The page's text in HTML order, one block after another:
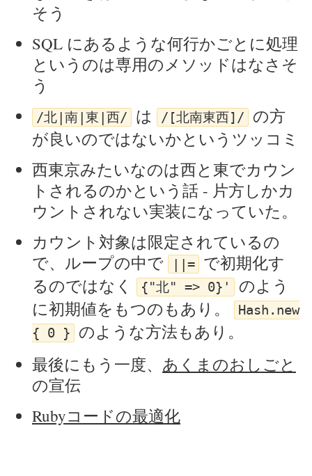
そう
SQL にあるような何行かごとに処理
というのは専用のメソッドはなさそ
う
/北|南|東|西/ は /[北南東西]/
の方
が良いのではないかというツッコミ
西東京みたいなのは西と東でカウン
トされるのかという話 - 片方しかカ
ウントされない実装になっていた。
カウント対象は限定されているの
で、ループの中で
||= で初期化す
るのではなく
{"北" => 0}'
のよう
に初期値をもつのもあり。
Hash.new
{ 0 }
のような方法もあり。
最後にもう一度、 あくまのおしごと
の宣伝
Rubyコードの最適化